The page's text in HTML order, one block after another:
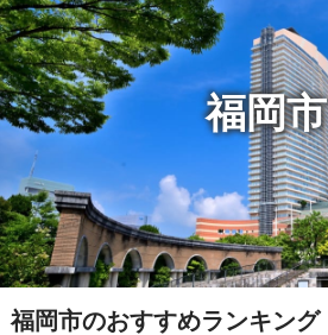
福岡市
福岡市のおすすめランキング